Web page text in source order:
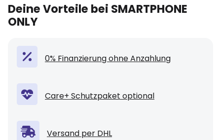
Deine Vorteile bei SMARTPHONE
ONLY
0% Finanzierung ohne Anzahlung
Care+ Schutzpaket optional
Versand per DHL